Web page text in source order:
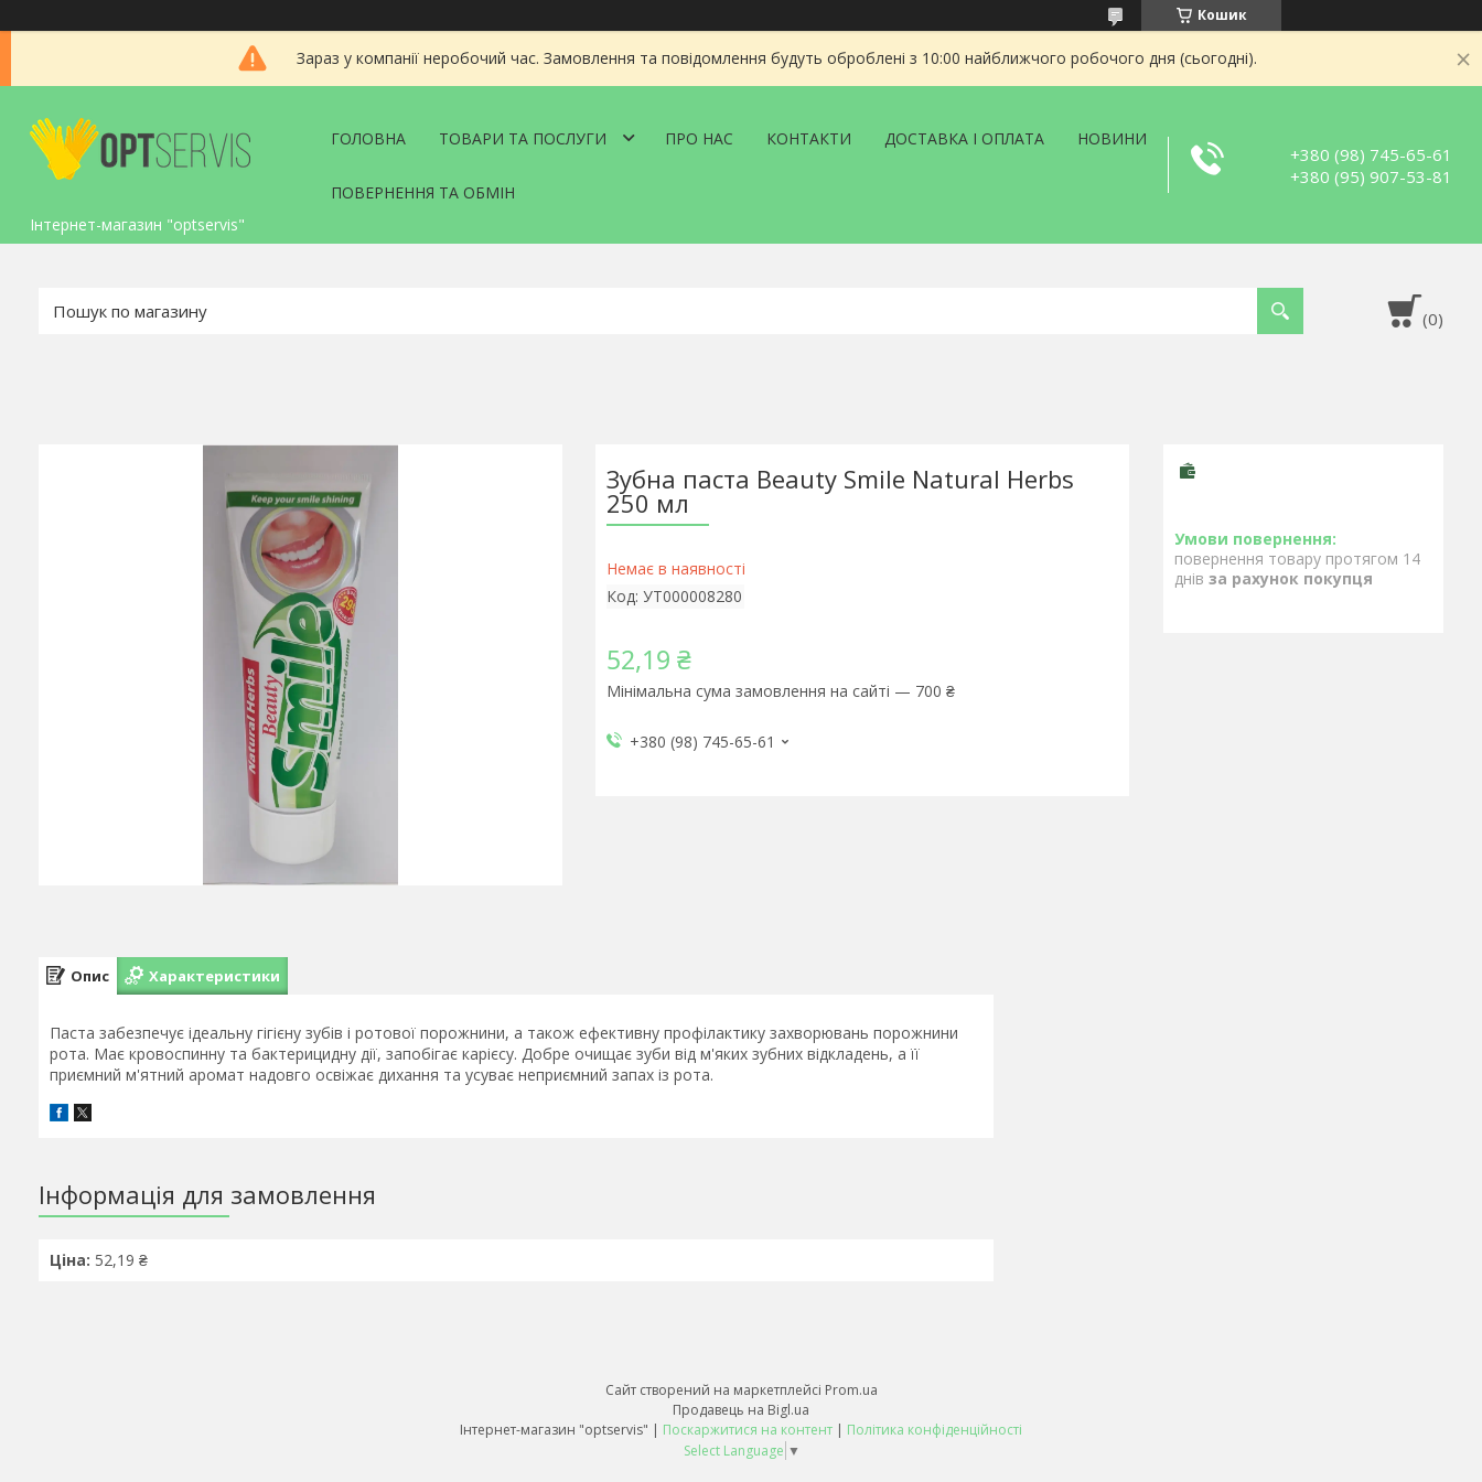
Кошик
Зараз у компанії неробочий час. Замовлення та повідомлення будуть оброблені з 10:00 найближчого робочого дня (сьогодні).
Інтернет-магазин "optservis"
ГОЛОВНА ТОВАРИ ТА ПОСЛУГИ ПРО НАС КОНТАКТИ ДОСТАВКА І ОПЛАТА НОВИНИ
ПОВЕРНЕННЯ ТА ОБМІН
+380 (98) 745-65-61
+380 (95) 907-53-81
Зубна паста Beauty Smile Natural Herbs
250 мл
Немає в наявності
Код: УТ000008280
52,19 ₴
Мінімальна сума замовлення на сайті — 700 ₴
+380 (98) 745-65-61
повернення товару протягом 14
днів за рахунок покупця
Опис Характеристики
Паста забезпечує ідеальну гігієну зубів і ротової порожнини, а також ефективну профілактику захворювань порожнини
рота. Має кровоспинну та бактерицидну дії, запобігає карієсу. Добре очищає зуби від м'яких зубних відкладень, а її
приємний м'ятний аромат надовго освіжає дихання та усуває неприємний запах із рота.
Інформація для замовлення
Ціна: 52,19 ₴
Сайт створений на маркетплейсі Prom.ua
Продавець на Bigl.ua
Інтернет-магазин "optservis" | Поскаржитися на контент | Політика конфіденційності
Select Language ▼